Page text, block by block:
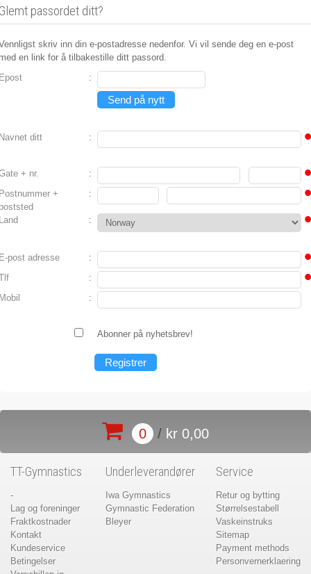
passordet ditt?
skriv inn din e-postadresse nedenfor. Vi vil sende deg en e-post
en link for å tilbakestille ditt passord.
:
ditt :
+ nr. :
+
:
:
post adresse :
:
:
Abonner på nyhetsbrev!
0 / kr 0,00
TT-Gymnastics
-
Lag og foreninger
Fraktkostnader
Kontakt
Kundeservice
Betingelser
Underleverandører
Iwa Gymnastics
Gymnastic Federation
Bleyer
Service
Retur og bytting
Størrelsestabell
Vaskeinstruks
Sitemap
Payment methods
Personvernerklaering